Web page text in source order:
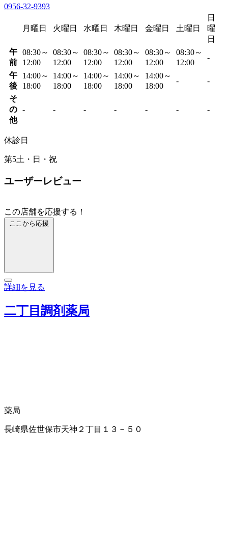
0956-32-9393
月曜日 火曜日 水曜日 木曜日 金曜日 土曜日
日
曜
日
午
前
08:30～
12:00
08:30～
12:00
08:30～
12:00
08:30～
12:00
08:30～
12:00
08:30～
12:00
-
午
後
14:00～
18:00
14:00～
18:00
14:00～
18:00
14:00～
18:00
14:00～
18:00
- -
そ
の
他
- - - - - - -
休診日
第5土・日・祝
ユーザーレビュー
この店舗を応援する！
ここから応援
詳細を見る
二丁目調剤薬局
薬局
長崎県佐世保市天神２丁目１３－５０